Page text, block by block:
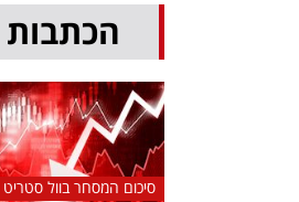
סיכום המסחר בוול סטריט